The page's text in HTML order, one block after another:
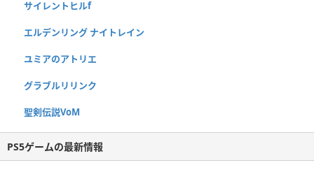
サイレントヒルf
エルデンリング ナイトレイン
ユミアのアトリエ
グラブルリリンク
聖剣伝説VoM
PS5ゲームの最新情報